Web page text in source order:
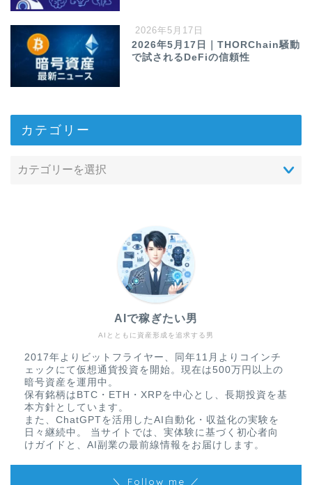
2026年5月17日
2026年5月17日｜THORChain騒動
で試されるDeFiの信頼性
カテゴリー
AIとともに資産形成を追求する男
AIで稼ぎたい男
2017年よりビットフライヤー、同年11月よりコインチ
ェックにて仮想通貨投資を開始。現在は500万円以上の
暗号資産を運用中。
保有銘柄はBTC・ETH・XRPを中心とし、長期投資を基
本方針としています。
また、ChatGPTを活用したAI自動化・収益化の実験を
日々継続中。 当サイトでは、実体験に基づく初心者向
けガイドと、AI副業の最前線情報をお届けします。
＼ Follow me ／